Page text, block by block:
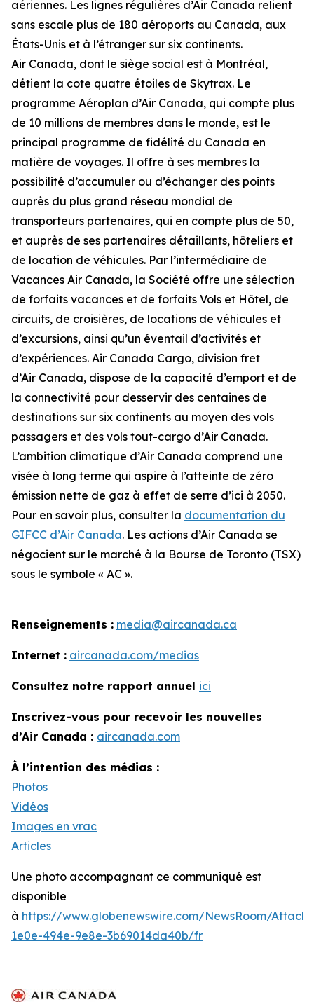
aériennes. Les lignes régulières d’Air Canada relient
sans escale plus de 180 aéroports au Canada, aux
États-Unis et à l’étranger sur six continents.
Air Canada, dont le siège social est à Montréal,
détient la cote quatre étoiles de Skytrax. Le
programme Aéroplan d’Air Canada, qui compte plus
de 10 millions de membres dans le monde, est le
principal programme de fidélité du Canada en
matière de voyages. Il offre à ses membres la
possibilité d’accumuler ou d’échanger des points
auprès du plus grand réseau mondial de
transporteurs partenaires, qui en compte plus de 50,
et auprès de ses partenaires détaillants, hôteliers et
de location de véhicules. Par l’intermédiaire de
Vacances Air Canada, la Société offre une sélection
de forfaits vacances et de forfaits Vols et Hôtel, de
circuits, de croisières, de locations de véhicules et
d’excursions, ainsi qu’un éventail d’activités et
d’expériences. Air Canada Cargo, division fret
d’Air Canada, dispose de la capacité d’emport et de
la connectivité pour desservir des centaines de
destinations sur six continents au moyen des vols
passagers et des vols tout-cargo d’Air Canada.
L’ambition climatique d’Air Canada comprend une
visée à long terme qui aspire à l’atteinte de zéro
émission nette de gaz à effet de serre d’ici à 2050.
Pour en savoir plus, consulter la documentation du
GIFCC d’Air Canada. Les actions d’Air Canada se
négocient sur le marché à la Bourse de Toronto (TSX)
sous le symbole « AC ».
Renseignements : media@aircanada.ca
Internet : aircanada.com/medias
Consultez notre rapport annuel ici
Inscrivez-vous pour recevoir les nouvelles
d’Air Canada : aircanada.com
À l’intention des médias :
Photos
Vidéos
Images en vrac
Articles
Une photo accompagnant ce communiqué est
disponible
à https://www.globenewswire.com/NewsRoom/
1e0e-494e-9e8e-3b69014da40b/fr